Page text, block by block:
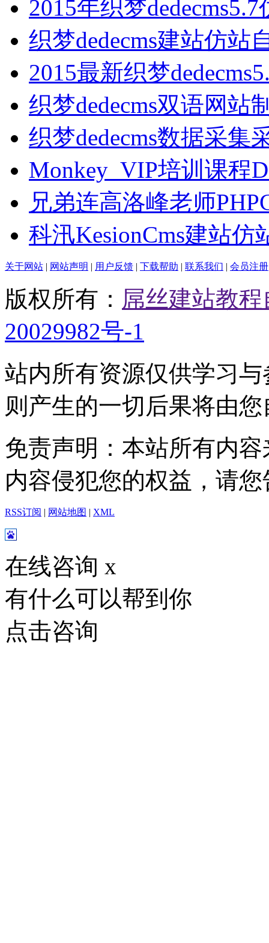
2015年织梦dedecms5.7
织梦dedecms建站仿站
2015最新织梦
织梦dedecms双语网站
织梦dedecms数据采集
Monkey_VIP培训课程
兄弟连高洛峰老师
科汛KesionCms建站仿
关于网站 | 网站声明 | 用户反馈 | 下载帮助 | 联系我们 | 会员注册
版权所有： 屌丝建站教
20029982号-1
站内所有资源仅供学习
则产生的一切后果将由
免责声明：本站所有内
内容侵犯您的权益，请
RSS订阅 | 网站地图 | XML
在线咨询 x
有什么可以帮到你
点击咨询